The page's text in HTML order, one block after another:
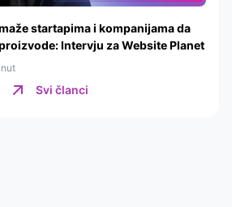
startapima i kompanijama da
Intervju za Website Planet
Svi članci